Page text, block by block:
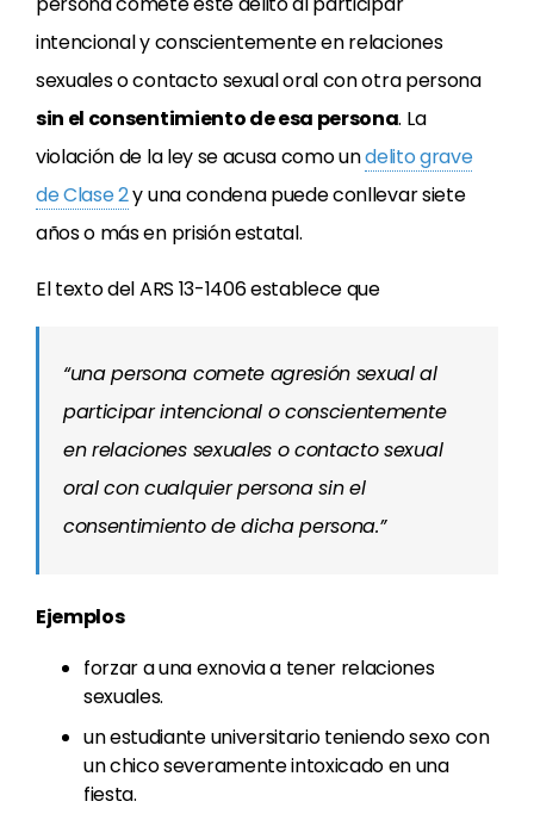
intencional y conscientemente en relaciones
sexuales o contacto sexual oral con otra persona
sin el consentimiento de esa persona. La
violación de la ley se acusa como undelito grave
de Clase 2y una condena puede conllevar siete
años o más en prisión estatal.
El texto del ARS 13-1406 establece que
“una persona comete agresión sexual al
participar intencional o conscientemente
en relaciones sexuales o contacto sexual
oral con cualquier persona sin el
consentimiento de dicha persona.”
Ejemplos
forzar a una exnovia a tener relaciones
sexuales.
un estudiante universitario teniendo sexo con
un chico severamente intoxicado en una
fiesta.